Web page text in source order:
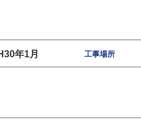
年1月 工事場所